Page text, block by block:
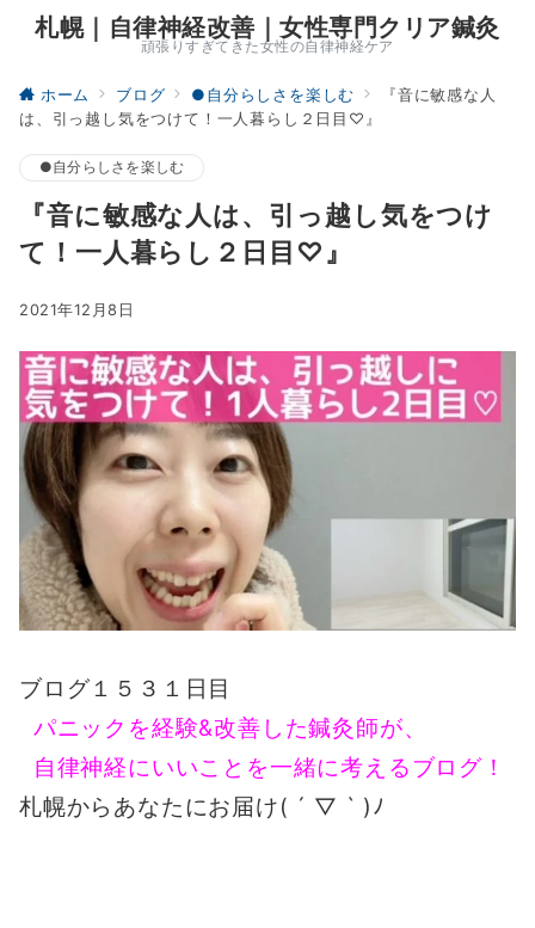
札幌｜自律神経改善｜女性専門クリア鍼灸
頑張りすぎてきた女性の自律神経ケア
ホーム ブログ ●自分らしさを楽しむ
『音に敏感な人
は、引っ越し気をつけて！一人暮らし２日目♡』
●自分らしさを楽しむ
『音に敏感な人は、引っ越し気をつけ
て！一人暮らし２日目♡』
2021年12月8日
ブログ１５３１日目
パニックを経験&改善した鍼灸師が、
自律神経にいいことを一緒に考えるブログ！
札幌からあなたにお届け( ´ ▽ ` )ﾉ